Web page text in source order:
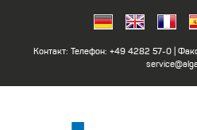
Контакт: Телефон: +49 4282 57-0|